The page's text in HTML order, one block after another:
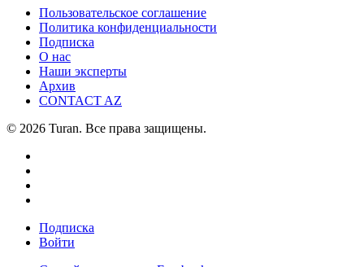
Пользовательское соглашение
Политика конфиденциальности
Подписка
О нас
Наши эксперты
Архив
CONTACT AZ
© 2026 Turan. Все права защищены.
Подписка
Войти